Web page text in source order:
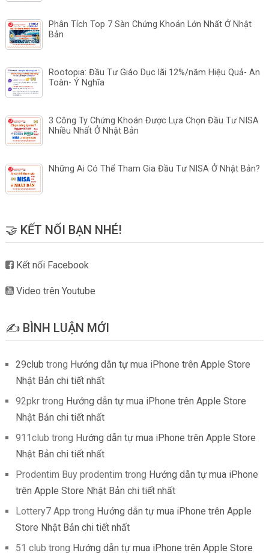
Phân Tích Top 7 Sàn Chứng Khoán Lớn Nhất Ở Nhật
Bản
Rootopia: Đầu Tư Giáo Dục lãi 12%/năm Hiệu Quả- An
Toàn- Ý Nghĩa
3 Công Ty Chứng Khoán Được Lựa Chọn Đầu Tư NISA
Nhiều Nhất Ở Nhật Bản
Những Ai Có Thể Tham Gia Đầu Tư NISA Ở Nhật Bản?
🤝 KẾT NỐI BẠN NHÉ!
Kết nối Facebook
Video trên Youtube
✍️ BÌNH LUẬN MỚI
29club trong Hướng dẫn tự mua iPhone trên Apple Store
Nhật Bản chi tiết nhất
92pkrtrong Hướng dẫn tự mua iPhone trên Apple Store
Nhật Bản chi tiết nhất
911club trong Hướng dẫn tự mua iPhone trên Apple Store
Nhật Bản chi tiết nhất
Prodentim Buy prodentim trong Hướng dẫn tự mua iPhone
trên Apple Store Nhật Bản chi tiết nhất
Lottery7 App trong Hướng dẫn tự mua iPhone trên Apple
Store Nhật Bản chi tiết nhất
51 club trong Hướng dẫn tự mua iPhone trên Apple Store